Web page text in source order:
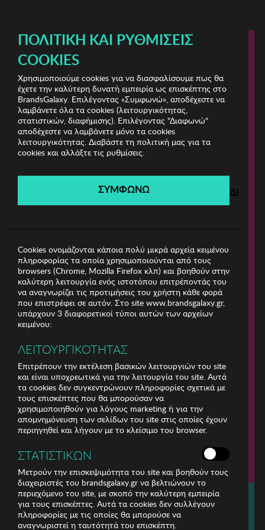
Calvin Klein Underwear
Calvin Klein Underwear
Λήγει σε: 00ημέρες | 00ώρες 00λεπτά 00δευτ.
Filters
Για τηλεφωνικές παραγγελίες καλέστε
211 18 94 400
(Δευτέρα έως Παρασκευή 9:30 - 14:30 & 24ώρες Φωνητική Πύλη)
ΠΟΛΙΤΙΚΉ ΚΑΙ ΡΥΘΜΊΣΕΙΣ
COOKIES
Χρησιμοποιούμε cookies για να διασφαλίσουμε πως θα
έχετε την καλύτερη δυνατή εμπειρία ως επισκέπτης στο
BrandsGalaxy. Επιλέγοντας «Συμφωνώ», αποδέχεστε να
λαμβάνετε όλα τα cookies (λειτουργικότητας,
στατιστικών, διαφήμισης). Επιλέγοντας "Διαφωνώ"
αποδέχεστε να λαμβάνετε μόνο τα cookies
λειτουργικότητας. Διαβάστε τη πολιτική μας για τα
cookies και αλλάξτε τις ρυθμίσεις.
ΣΥΜΦΩΝΩ
Cookies ονομάζονται κάποια πολύ μικρά αρχεία κειμένου
πληροφορίας τα οποία χρησιμοποιούνται από τους
browsers (Chrome, Mozilla Firefox κλπ) και βοηθούν στην
καλύτερη λειτουργία ενός ιστοτόπου επιτρέποντάς του
να αναγνωρίζει τις προτιμήσεις του χρήστη κάθε φορά
που επιστρέφει σε αυτόν. Στο site www.brandsgalaxy.gr,
υπάρχουν 3 διαφορετικοί τύποι αυτών των αρχείων
κειμένου:
ΛΕΙΤΟΥΡΓΙΚΟΤΗΤΑΣ
Επιτρέπουν την εκτέλεση βασικών λειτουργιών του site
και είναι υποχρεωτικά για την λειτουργία του site. Αυτά
τα cookies δεν συγκεντρώνουν πληροφορίες σχετικά με
τους επισκέπτες που θα μπορούσαν να
χρησιμοποιηθούν για λόγους marketing ή για την
απομνημόνευση των σελίδων του site στις οποίες έχουν
περιηγηθεί και λήγουν με το κλείσιμο του browser.
ΣΤΑΤΙΣΤΙΚΩΝ
Μετρούν την επισκεψιμότητα του site και βοηθούν τους
διαχειριστές του brandsgalaxy.gr να βελτιώνουν το
περιεχόμενο του site, με σκοπό την καλύτερη εμπειρία
για τους επισκέπτες. Αυτά τα cookies δεν συλλέγουν
πληροφορίες με τις οποίες θα μπορούσε να
αναγνωριστεί η ταυτότητά του επισκέπτη.